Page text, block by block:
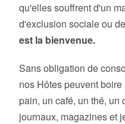
qu'elles souffrent d'un
d'exclusion sociale ou
est la bienvenue.
Sans obligation de
nos Hôtes peuvent
pain, un café, un thé, un
journaux, magazines et